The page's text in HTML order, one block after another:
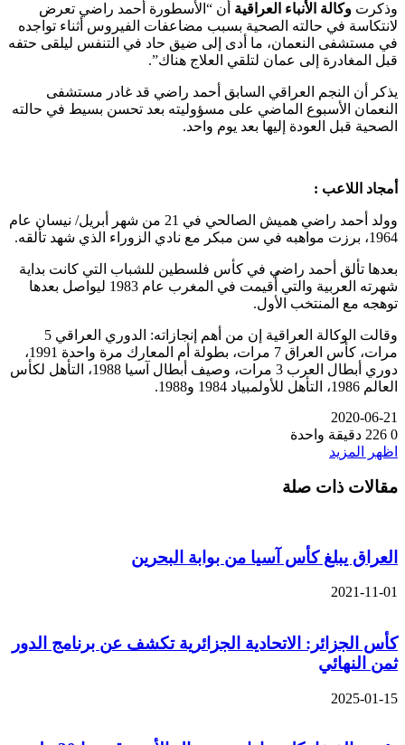
وذكرت وكالة الأنباء العراقية أن “الأسطورة أحمد راضي تعرض
لانتكاسة في حالته الصحية بسبب مضاعفات الفيروس أثناء تواجده
في مستشفى النعمان، ما أدى إلى ضيق حاد في التنفس ليلقى حتفه
قبل المغادرة إلى عمان لتلقي العلاج هناك”.
يذكر أن النجم العراقي السابق أحمد راضي قد غادر مستشفى
النعمان الأسبوع الماضي على مسؤوليته بعد تحسن بسيط في حالته
الصحية قبل العودة إليها بعد يوم واحد.
أمجاد اللاعب :
وولد أحمد راضي هميش الصالحي في 21 من شهر أبريل/ نيسان عام
1964، برزت مواهبه في سن مبكر مع نادي الزوراء الذي شهد تألقه.
بعدها تألق أحمد راضي في كأس فلسطين للشباب التي كانت بداية
شهرته العربية والتي أُقيمت في المغرب عام 1983 ليواصل بعدها
توهجه مع المنتخب الأول.
وقالت الوكالة العراقية إن من أهم إنجازاته: الدوري العراقي 5
مرات، كأس العراق 7 مرات، بطولة أم المعارك مرة واحدة 1991،
دوري أبطال العرب 3 مرات، وصيف أبطال آسيا 1988، التأهل لكأس
العالم 1986، التأهل للأولمبياد 1984 و1988.
2020-06-21
0
دقيقة واحدة
اظهر المزيد
مقالات ذات صلة
العراق يبلغ كأس آسيا من بوابة البحرين
2021-11-01
كأس الجزائر: الاتحادية الجزائرية تكشف عن برنامج الدور
ثمن النهائي
2025-01-15